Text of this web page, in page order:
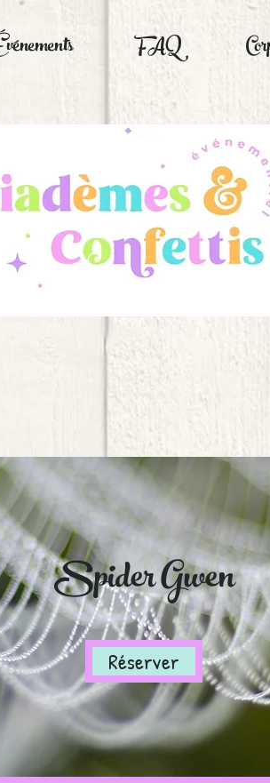
FAQ
Spider Gwen
Réserver